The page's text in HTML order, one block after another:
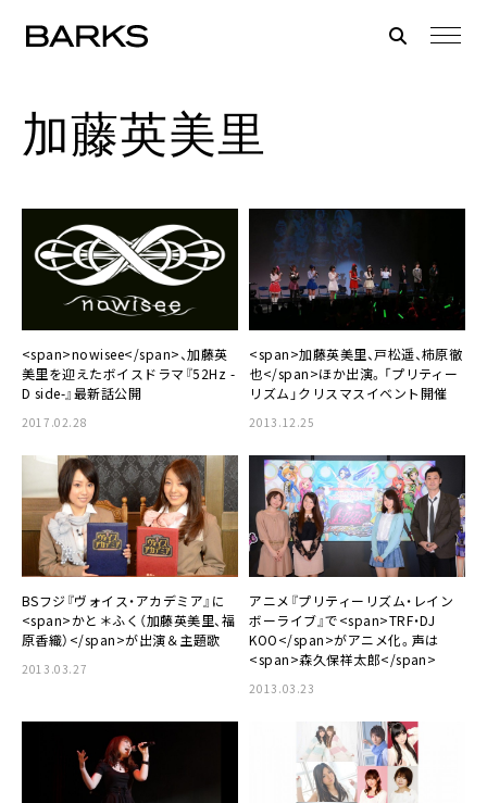
加藤英美里
<span>nowisee</span>、加藤英
美里を迎えたボイスドラマ『52Hz -
D side-』最新話公開
2017.02.28
<span>加藤英美里、戸松遥、柿原徹
也</span>ほか出演。「プリティー
リズム」クリスマスイベント開催
2013.12.25
BSフジ『ヴォイス・アカデミア』に
<span>かと＊ふく（加藤英美里、福
原香織）</span>が出演＆主題歌
2013.03.27
アニメ『プリティーリズム・レイン
ボーライブ』で<span>TRF・DJ
KOO</span>がアニメ化。声は
<span>森久保祥太郎</span>
2013.03.23